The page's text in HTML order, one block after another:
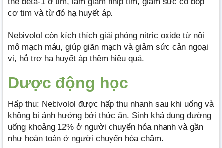
cơ tim và từ đó hạ huyết áp.
Nebivolol còn kích thích giải phóng nitric oxide từ nội
mô mạch máu, giúp giãn mạch và giảm sức cản ngoại
vi, hỗ trợ hạ huyết áp thêm hiệu quả.
Dược động học
Hấp thu: Nebivolol được hấp thu nhanh sau khi uống và
không bị ảnh hưởng bởi thức ăn. Sinh khả dụng đường
uống khoảng 12% ở người chuyển hóa nhanh và gần
như hoàn toàn ở người chuyển hóa chậm.